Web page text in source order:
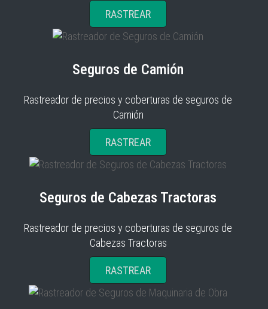
RASTREAR
Seguros de Camión
Rastreador de precios y coberturas de seguros de
Camión
RASTREAR
Seguros de Cabezas Tractoras
Rastreador de precios y coberturas de seguros de
Cabezas Tractoras
RASTREAR